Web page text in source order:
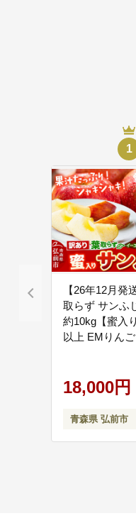
07
08
1
【26年12月発
取らず サンふ
約10kg【蜜入
以上 EMりん
[先行予約 家庭
アップル 青森
18,000円
青森県 弘前市